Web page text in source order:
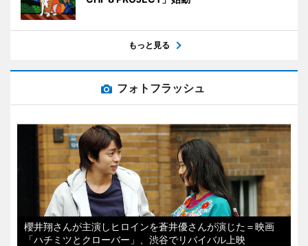
もっと見る
フォトフラッシュ
櫻井翔さんが主演しヒロインを蒼井優さんが演じた＝映画
「ハチミツとクローバー」、渋谷でリバイバル上映